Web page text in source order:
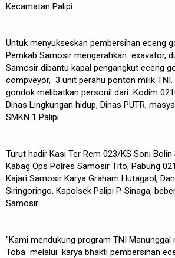
Kecamatan Palipi.
Untuk menyukseskan pembersihan eceng
Pemkab Samosir mengerahkan exavator,
Samosir dibantu kapal pengangkut eceng
compveyor, 3 unit perahu ponton milik TNI.
gondok melibatkan personil dari Kodim
Dinas Lingkungan hidup, Dinas PUTR,
SMKN 1 Palipi.
Turut hadir Kasi Ter Rem 023/KS Soni
Kabag Ops Polres Samosir Tito, Pabung
Kajari Samosir Karya Graham Hutagaol,
Siringoringo, Kapolsek Palipi P. Sinaga,
Samosir.
"Kami mendukung program TNI Manunggal
Toba melalui karya bhakti pembersihan